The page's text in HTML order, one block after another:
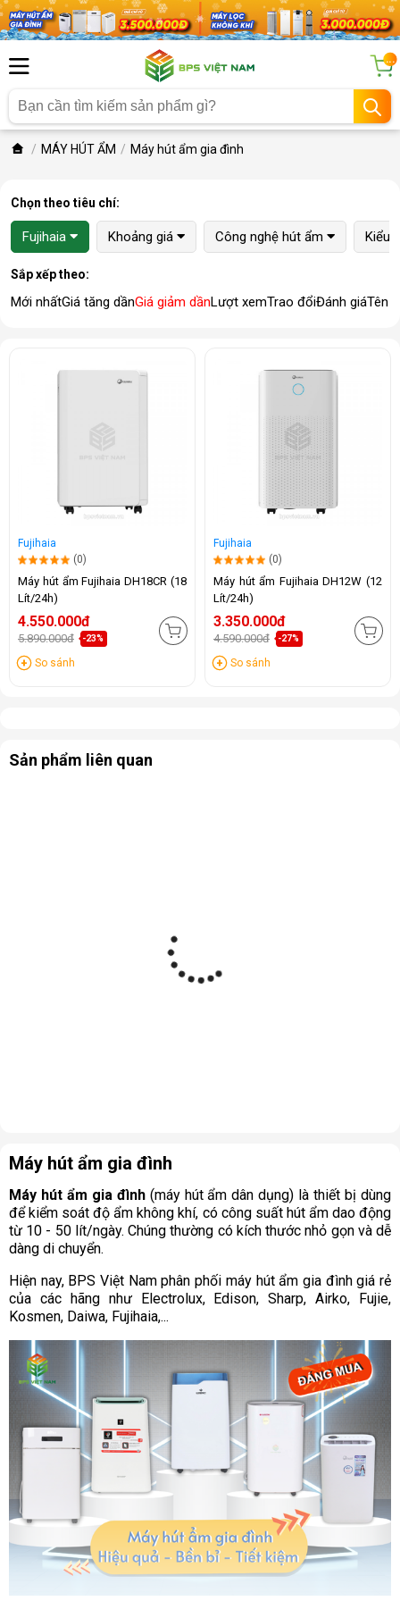
...
MÁY HÚT ẨM Máy hút ẩm gia đình
Chọn theo tiêu chí:
Fujihaia Khoảng giá Công nghệ hút ẩm Kiểu
Sắp xếp theo:
Mới nhấtGiá tăng dầnGiá giảm dầnLượt xemTrao đổiĐánh giáTên
Fujihaia
(0)
Máy hút ẩm Fujihaia DH18CR (18
Lít/24h)
4.550.000đ
5.890.000đ -23%
So sánh
Fujihaia
(0)
Máy hút ẩm Fujihaia DH12W (12
Lít/24h)
3.350.000đ
4.590.000đ -27%
So sánh
Sản phẩm liên quan
Máy hút ẩm gia đình
Máy hút ẩm gia đình(máy hút ẩm dân dụng) là thiết bị dùng
để kiểm soát độ ẩm không khí, có công suất hút ẩm dao động
từ 10 - 50 lít/ngày. Chúng thường có kích thước nhỏ gọn và dễ
dàng di chuyển.
Hiện nay, BPS Việt Nam phân phối máy hút ẩm gia đình giá rẻ
của các hãng như Electrolux, Edison, Sharp, Airko, Fujie,
Kosmen, Daiwa, Fujihaia,...